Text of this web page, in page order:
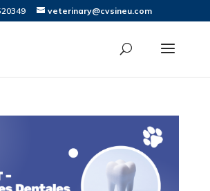
veterinary@cvsineu.com